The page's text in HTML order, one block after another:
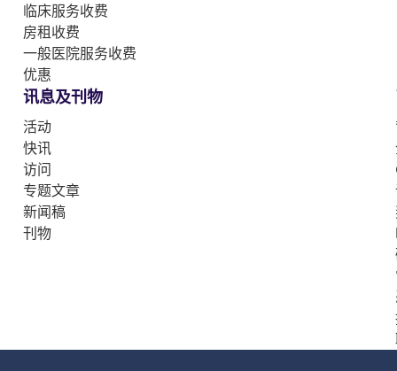
临床服务收费
房租收费
一般医院服务收费
优惠
讯息及刊物
活动
快讯
访问
专题文章
新闻稿
刊物